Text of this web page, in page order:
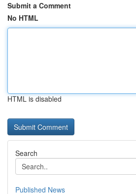
Submit a Comment
No HTML
HTML is disabled
Search
Published News